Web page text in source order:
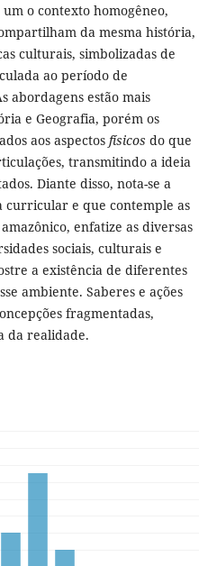
o contexto homogêneo,
da mesma história,
culturais, simbolizadas de
ao período de
abordagens estão mais
e Geografia, porém os
aos aspectos físicos do que
transmitindo a ideia
Diante disso, nota-se a
curricular e que contemple as
enfatize as diversas
sociais, culturais e
a existência de diferentes
ambiente. Saberes e ações
fragmentadas,
da realidade.